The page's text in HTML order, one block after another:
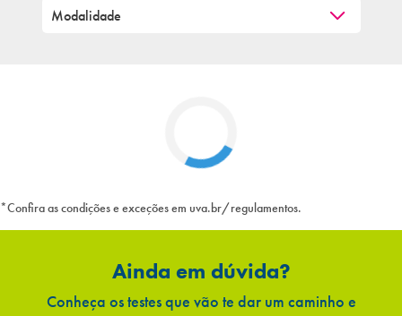
*Confira as condições e exceções em uva.br/regulamentos.
Ainda em dúvida?
Conheça os testes que vão te dar um caminho e